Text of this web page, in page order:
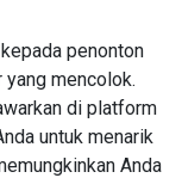
penonton
mencolok.
di platform
untuk menarik
Anda